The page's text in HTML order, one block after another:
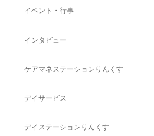
イベント・行事
インタビュー
ケアマネステーションりんくす
デイサービス
デイステーションりんくす